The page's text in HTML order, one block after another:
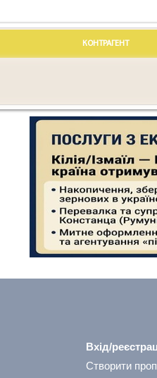
КОНТРАГЕНТ
Вхід/
Створити